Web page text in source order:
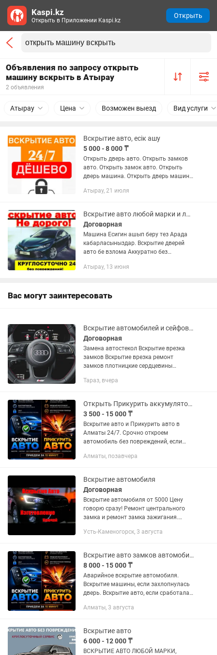
Объявления по запросу открыть
машину вскрыть в Атырау
2 объявления
Атырау Цена Возможен выезд Вид услуги
Вскрытие авто, есік ашу
5 000 - 8 000 ₸
Открыть дверь авто. Открыть замков
авто. Открыть замок авто. Открыть
дверь машина. Открыть дверь машину.
машину. Вскрыть дверь авто. Вскрыть
Атырау, 21 июля
Вскрытие авто любой марки и любой сложности! медвежатник
Договорная
Машина Есигин ашып беру тез Арада
кабарласыныздар. Вскрытие дверей
авто бе взлома Аккуратно без
авто и квартиры если потеряли ключи
Атырау, 13 июня
Вас могут заинтересовать
Вскрытие автомобилей и сейфов плотник врезка замков замена автостекол
Договорная
Замена автостекол Вскрытие врезка
замков Вскрытие врезка ремонт
замков плотницкие сердцевины
Качественно и недорого Стаж более 30
Тараз, вчера
Открыть Прикурить аккумулятор машину Вскрытие авто замков Алматы 24/7
3 500 - 15 000 ₸
Вскрытие авто и Прикурить авто в
Алматы 24/7. Срочно откроем
автомобиль без повреждений, если
остались внутри. Также быстро
машина не...
Алматы, позавчера
Вскрытие автомобиля
Договорная
Вскрытие автомобиля от 5000 Цену
говорю сразу! Ремонт центрального
замка и ремонт замка зажигания.
машину, открыть дверь авто, сел
Усть-Каменогорск, 3 августа
Вскрытие авто замков автомобиля открыть дверь вскрытие замков медвежатник
8 000 - 15 000 ₸
Аварийное вскрытие автомобиля.
Вскрытие машины, если захлопнулась
дверь. Вскрытие авто, если сработала
при работающем двигателе. Все
Алматы, 3 августа
Вскрытие авто
6 000 - 12 000 ₸
ВCКPЫТИE АВТО ЛЮБОЙ МAРKИ,
Kaspi.kz
Открыть в Приложении Kaspi.kz
Открыть